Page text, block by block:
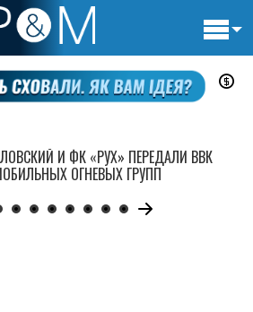
И ФК «РУХ» ПЕРЕДАЛИ ВВК
ОГНЕВЫХ ГРУПП